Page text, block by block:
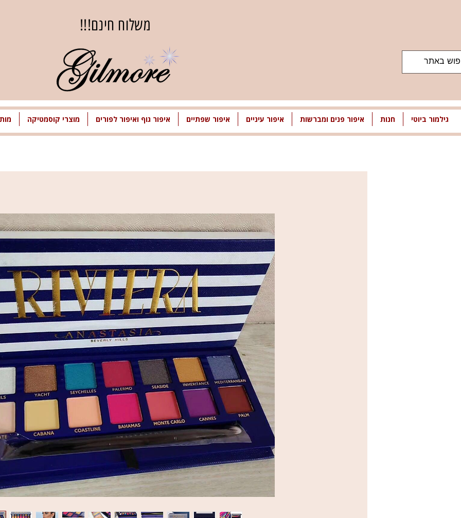
משלוח חינם!!!
גילמור ביוטי חנות איפור פנים ומברשות איפור עיניים איפור שפתיים איפור גוף ואיפור לפורים מוצרי קוסמטיקה